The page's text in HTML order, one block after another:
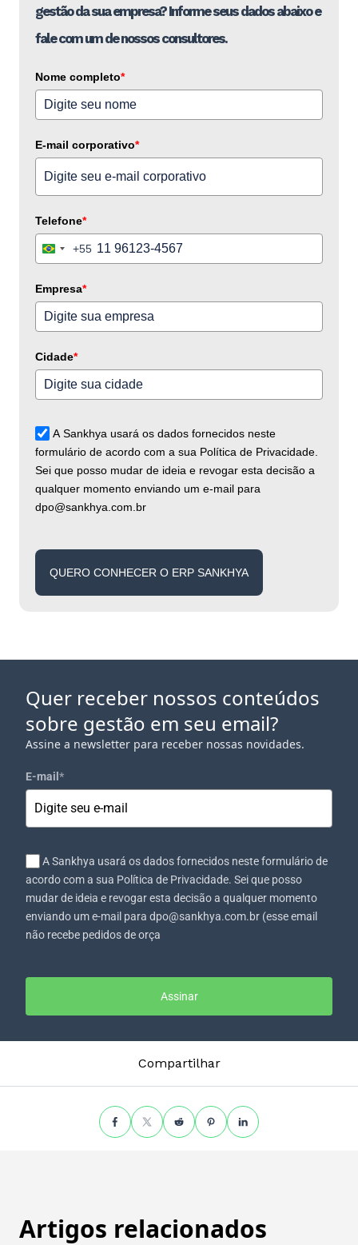
gestão da sua empresa? Informe seus dados abaixo e
fale com um de nossos consultores.
Nome completo*
E-mail corporativo*
Telefone*
Brazil+55
Empresa*
Cidade*
A Sankhya usará os dados fornecidos neste
formulário de acordo com a sua Política de Privacidade.
Sei que posso mudar de ideia e revogar esta decisão a
qualquer momento enviando um e-mail para
dpo@sankhya.com.br
QUERO CONHECER O ERP SANKHYA
Quer receber nossos conteúdos
sobre gestão em seu email?
Assine a newsletter para receber nossas novidades.
E-mail *
A Sankhya usará os dados fornecidos neste formulário de
acordo com a sua Política de Privacidade. Sei que posso
mudar de ideia e revogar esta decisão a qualquer momento
enviando um e-mail para dpo@sankhya.com.br (esse email
não recebe pedidos de orça
Assinar
Compartilhar
Artigos relacionados